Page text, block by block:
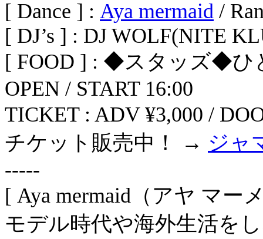
[ Dance ] : Aya mermaid /
[ DJ’s ] : DJ WOLF(NITE
[ FOOD ] : ◆スタッズ◆ひ
OPEN / START 16:00
TICKET : ADV ¥3,000 /
チケット販売中！ → ジャ
-----
[ Aya mermaid（アヤ マー
モデル時代や海外生活を